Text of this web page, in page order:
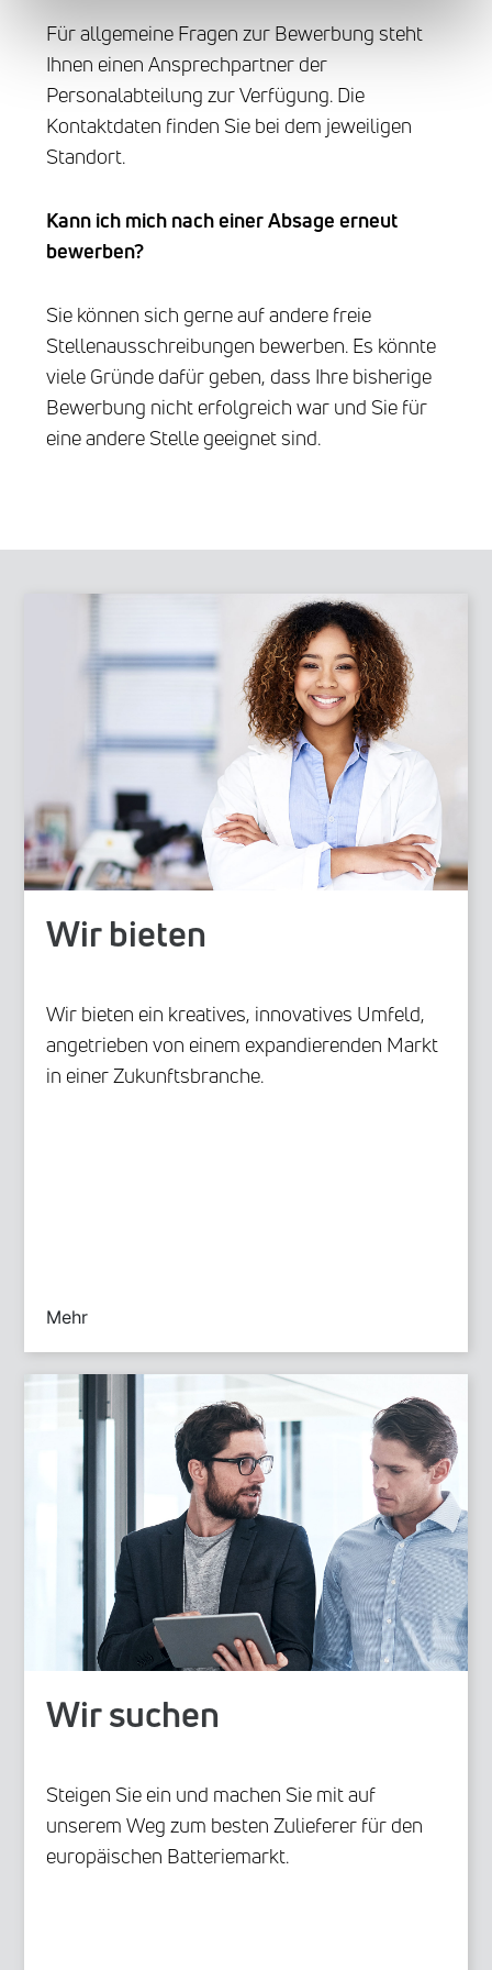
Für allgemeine Fragen zur Bewerbung steht
Ihnen einen Ansprechpartner der
Personalabteilung zur Verfügung. Die
Kontaktdaten finden Sie bei dem jeweiligen
Standort.
Kann ich mich nach einer Absage erneut
bewerben?
Sie können sich gerne auf andere freie
Stellenausschreibungen bewerben. Es könnte
viele Gründe dafür geben, dass Ihre bisherige
Bewerbung nicht erfolgreich war und Sie für
eine andere Stelle geeignet sind.
Wir bieten
Wir bieten ein kreatives, innovatives Umfeld,
angetrieben von einem expandierenden Markt
in einer Zukunftsbranche.
Mehr
Wir suchen
Steigen Sie ein und machen Sie mit auf
unserem Weg zum besten Zulieferer für den
europäischen Batteriemarkt.